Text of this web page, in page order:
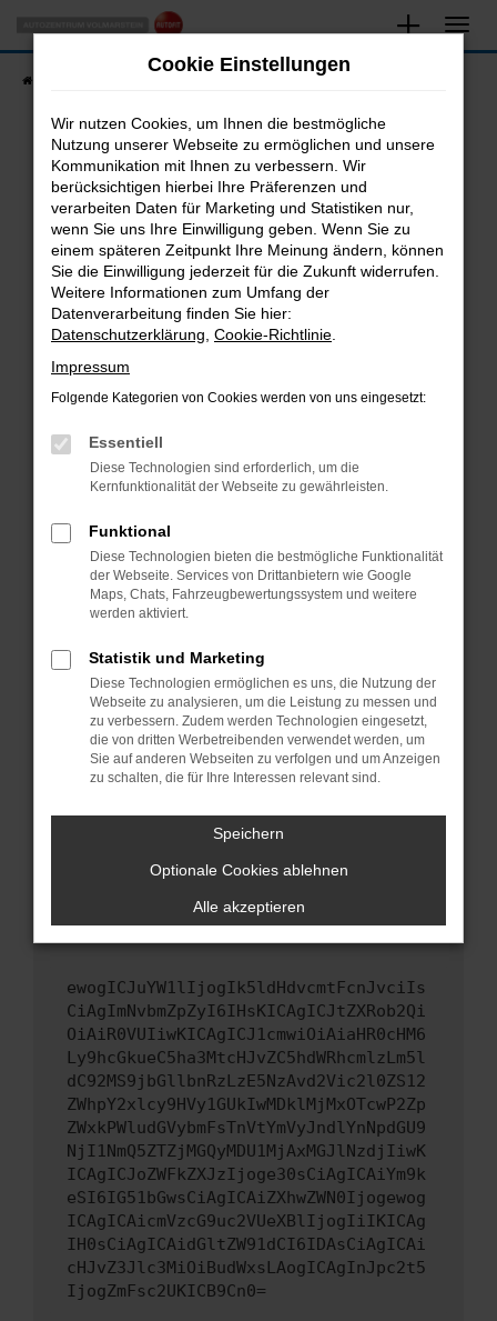
Zum
Hauptinhalt
springen
Fahrzeugsuche
Fehler: Network Error
Beim Laden ist ein Fehler aufgetreten.
Hier sind ein paar Tipps, die dir helfen können:
Überprüfe deine Firewall und deine
Internetverbindung.
Laden andere Webseiten, zum Beispiel deine
Suchmaschine?
Prüfe deine Browsererweiterungen.
können das Laden bestimmter Seiten
verhindern. Funktioniert die Seite in einem
anderen Browser oder in einem privaten
Starte dein Gerät neu.
Das kann manchmal helfen, vorübergehende
Probleme zu beheben.
Betriebssystem auf dem neuesten Stand
sind.
Veraltete Software birgt nicht nur ein
Sicherheitsrisiko, sondern kann auch dazu
führen, dass bestimmte Funktionen nicht mehr
unterstützt werden.
Wende dich an den Webseitenbetreiber.
Wenn du alle oben genannten Schritte versucht
hast, kontaktiere uns bitte. Wir werden
versuchen, das Problem zu beheben. Du kannst
uns diesen Text schicken, um uns bei der
ewogICJuYW1lIjogIk5ldHdvcmtFcnJvciIs
CiAgImNvbmZpZyI6IHsKICAgICJtZXRob2Qi
OiAiR0VUIiwKICAgICJ1cmwiOiAiaHR0cHM6
Ly9hcGkueC5ha3MtcHJvZC5hdWRhcmlzLm5l
dC92MS9jbGllbnRzLzE5NzAvd2Vic2l0ZS12
ZWhpY2xlcy9HVy1GUkIwMDklMjMxOTcwP2Zp
ZWxkPWludGVybmFsTnVtYmVyJndlYnNpdGU9
NjI1NmQ5ZTZjMGQyMDU1MjAxMGJlNzdjIiwK
ICAgICJoZWFkZXJzIjoge30sCiAgICAiYm9k
eSI6IG51bGwsCiAgICAiZXhwZWN0Ijogewog
ICAgICAicmVzcG9uc2VUeXBlIjogIiIKICAg
IH0sCiAgICAidGltZW91dCI6IDAsCiAgICAi
cHJvZ3Jlc3MiOiBudWxsLAogICAgInJpc2t5
IjogZmFsc2UKICB9Cn0=
Cookie Einstellungen
Wir nutzen Cookies, um Ihnen die bestmögliche
Nutzung unserer Webseite zu ermöglichen und unsere
Kommunikation mit Ihnen zu verbessern. Wir
berücksichtigen hierbei Ihre Präferenzen und
verarbeiten Daten für Marketing und Statistiken nur,
wenn Sie uns Ihre Einwilligung geben. Wenn Sie zu
einem späteren Zeitpunkt Ihre Meinung ändern, können
Sie die Einwilligung jederzeit für die Zukunft widerrufen.
Weitere Informationen zum Umfang der
Datenverarbeitung finden Sie hier:
Datenschutzerklärung Cookie-Richtlinie
Impressum
Folgende Kategorien von Cookies werden von uns eingesetzt:
Essentiell
Diese Technologien sind erforderlich, um die
Kernfunktionalität der Webseite zu gewährleisten.
Funktional
Diese Technologien bieten die bestmögliche Funktionalität
der Webseite. Services von Drittanbietern wie Google
Maps, Chats, Fahrzeugbewertungssystem und weitere
werden aktiviert.
Statistik und Marketing
Diese Technologien ermöglichen es uns, die Nutzung der
Webseite zu analysieren, um die Leistung zu messen und
zu verbessern. Zudem werden Technologien eingesetzt,
die von dritten Werbetreibenden verwendet werden, um
Sie auf anderen Webseiten zu verfolgen und um Anzeigen
zu schalten, die für Ihre Interessen relevant sind.
Speichern
Optionale Cookies ablehnen
Alle akzeptieren